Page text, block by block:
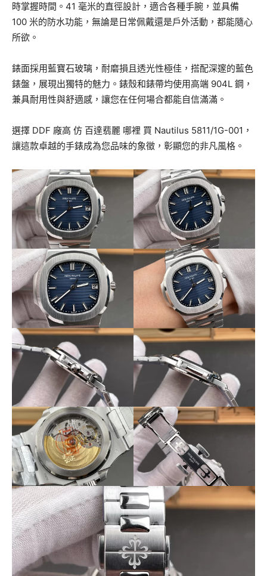
時掌握時間。41 毫米的直徑設計，適合各種手腕，並具備
100 米的防水功能，無論是日常佩戴還是戶外活動，都能隨心
所欲。
錶面採用藍寶石玻璃，耐磨損且透光性極佳，搭配深邃的藍色
錶盤，展現出獨特的魅力。錶殼和錶帶均使用高端 904L 鋼，
兼具耐用性與舒適感，讓您在任何場合都能自信滿滿。
選擇 DDF 廠高 仿 百達翡麗 哪裡 買 Nautilus 5811/1G-001，
讓這款卓越的手錶成為您品味的象徵，彰顯您的非凡風格。